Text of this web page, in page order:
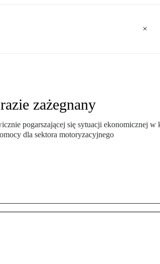
zażegnany
pogarszającej się sytuacji ekonomicznej
dla sektora motoryzacyjnego